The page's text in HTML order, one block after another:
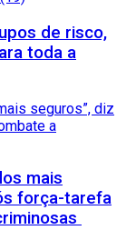
de risco,
toda a
mais
força-tarefa